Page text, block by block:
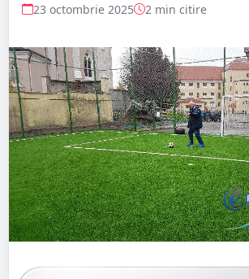
23 octombrie 2025 2 min citire